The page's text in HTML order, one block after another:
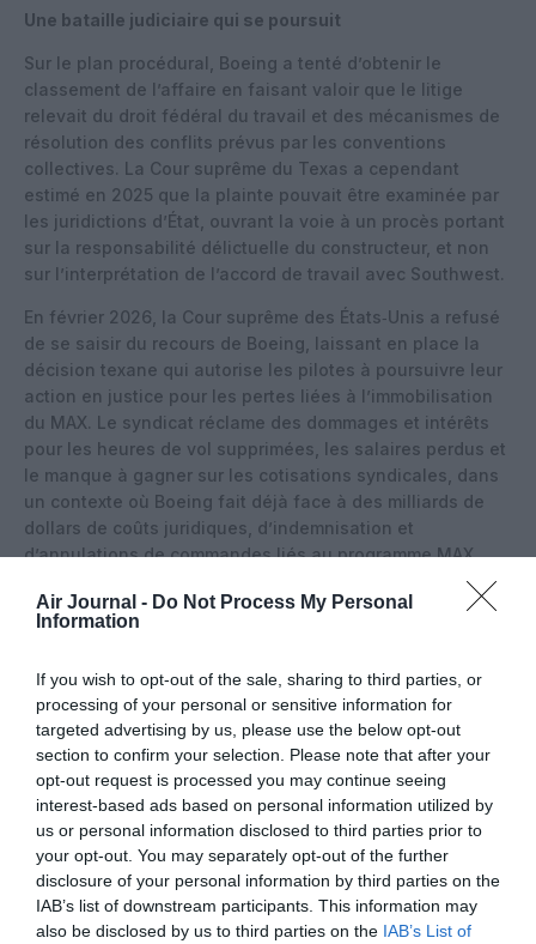
Air Journal - Do Not Process My Personal
Information
If you wish to opt-out of the sale, sharing to third parties, or
processing of your personal or sensitive information for
targeted advertising by us, please use the below opt-out
section to confirm your selection. Please note that after your
opt-out request is processed you may continue seeing
interest-based ads based on personal information utilized by
us or personal information disclosed to third parties prior to
your opt-out. You may separately opt-out of the further
disclosure of your personal information by third parties on the
IAB’s list of downstream participants. This information may
also be disclosed by us to third parties on the IAB’s List of
Une bataille judiciaire qui se poursuit
Sur le plan procédural, Boeing a tenté d’obtenir le
classement de l’affaire en faisant valoir que le litige
relevait du droit fédéral du travail et des mécanismes de
résolution des conflits prévus par les conventions
collectives. La Cour suprême du Texas a cependant
estimé en 2025 que la plainte pouvait être examinée par
les juridictions d’État, ouvrant la voie à un procès portant
sur la responsabilité délictuelle du constructeur, et non
sur l’interprétation de l’accord de travail avec Southwest.
En février 2026, la Cour suprême des États‑Unis a refusé
de se saisir du recours de Boeing, laissant en place la
décision texane qui autorise les pilotes à poursuivre leur
action en justice pour les pertes liées à l’immobilisation
du MAX. Le syndicat réclame des dommages et intérêts
pour les heures de vol supprimées, les salaires perdus et
le manque à gagner sur les cotisations syndicales, dans
un contexte où Boeing fait déjà face à des milliards de
dollars de coûts juridiques, d’indemnisation et
d’annulations de commandes liés au programme MAX.